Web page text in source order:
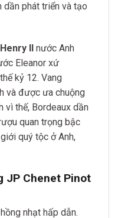
dần phát triển và tạo
Henry II nước Anh
Eleanor xứ
kỷ 12. Vang
và được ưa chuộng
vì thế, Bordeaux dần
quan trọng bậc
quý tộc ở Anh,
JP Chenet Pinot
nhạt hấp dẫn.